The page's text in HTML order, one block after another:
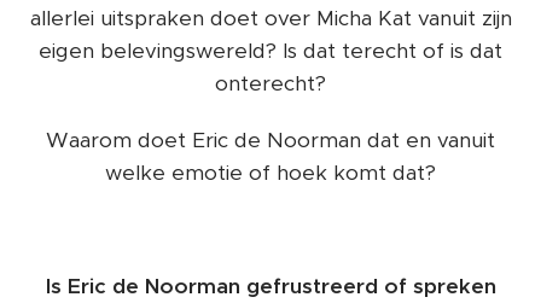
allerlei uitspraken doet over Micha Kat vanuit zijn
eigen belevingswereld? Is dat terecht of is dat
onterecht?
Waarom doet Eric de Noorman dat en vanuit
welke emotie of hoek komt dat?
Is Eric de Noorman gefrustreerd of spreken